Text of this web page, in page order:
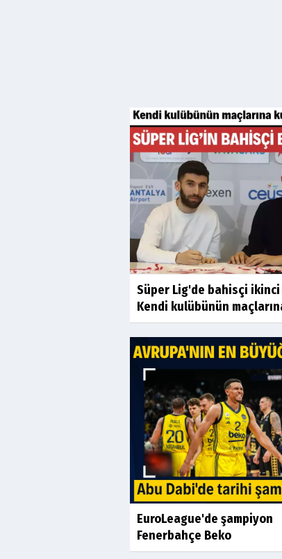
Süper Lig'de bahisçi ikinci
Kendi kulübünün
EuroLeague'de şampiyon
Fenerbahçe Beko